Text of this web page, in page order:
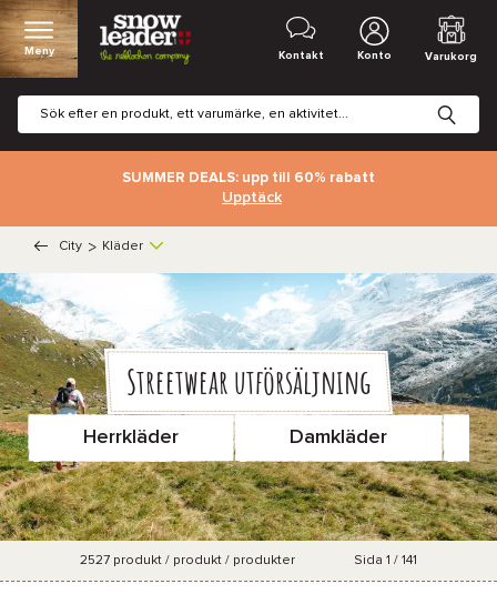
Meny Kontakt Konto Varukorg
SUMMER DEALS: upp till 60% rabatt
Upptäck
City > Kläder
Streetwear utförsäljning
Herrkläder Damkläder
filter
2527 produkt / produkt / produkter Sida 1 / 141